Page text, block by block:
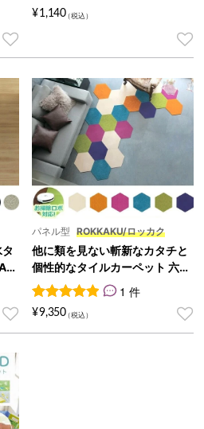
階評価のうち、
『TORAST/トラスト』
¥1,140
階評価のうち、
パネル型 ROKKAKU/ロッカク
他に類を見ない斬新なカタチと
個性的なタイルカーペット 六角
形 『ROKKAKU/ロッカク』
1
件の利用者評価に基づく5段
1 件
¥9,350